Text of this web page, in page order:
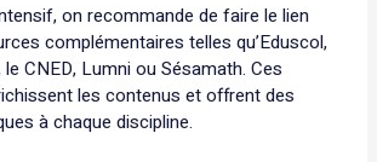
on recommande de faire le lien
complémentaires telles qu’Eduscol,
le CNED, Lumni ou Sésamath. Ces
les contenus et offrent des
à chaque discipline.